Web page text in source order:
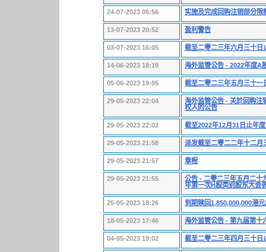
24-07-2023 06:56 实施及完成回购注销部分限
13-07-2023 20:52 盈利警告
03-07-2023 16:05 截至二零二三年六月三十日
14-06-2023 18:19 海外监管公告 - 2022年度A
05-06-2023 19:05 截至二零二三年五月三十一
29-05-2023 22:04
海外监管公告 - 关於回购注
权人的公告
29-05-2023 22:02 截至2022年12月31日止年
29-05-2023 21:58 派发截至二零二二年十二月
29-05-2023 21:57 章程
29-05-2023 21:55
公告 - 二零二三年五月二十
年第一次H股类别股东大会
25-05-2023 18:26 到期赎回1,850,000,000港
18-05-2023 17:46 海外监管公告 - 第九届第十
04-05-2023 19:02 截至二零二三年四月三十日